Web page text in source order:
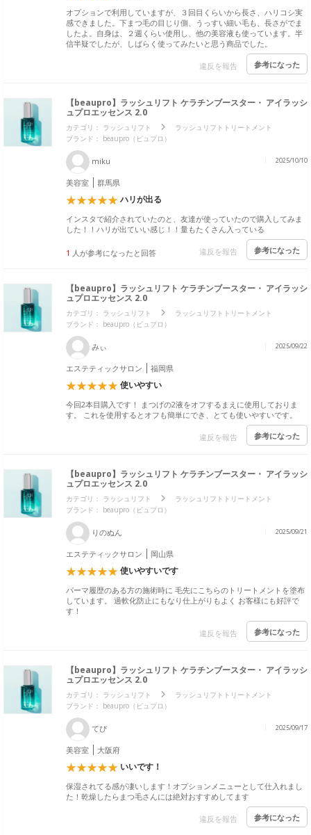
オプションで利用していますが、３回目くらいから長さ、ハリコシ実
感できました。下まつ毛の目じり側、うっすい細い毛も、長さがでま
したよ。自身は、２週くらい使用し、他の美容液も使っています。半
信半疑でしたが、しばらく使ってみたいと思う商品でした。
違反を報告 参考になった
【beaupro】ラッシュリフト ケラチンブースター・ アイラッシ
ュプロエッセンス 2.0
カテゴリ： ラッシュリフト
ラッシュリフトトリートメント
ブランド： beaupro（ビュプロ）
miku 2025/10/10
美容室 群馬県
ハリが出る
インスタで紹介されていたのと、友達が使っていたので購入してみま
した！！ハリが出ていい感じ！！量もたくさん入っている
1 人が参考になったと回答 違反を報告 参考になった
【beaupro】ラッシュリフト ケラチンブースター・ アイラッシ
ュプロエッセンス 2.0
カテゴリ： ラッシュリフト
ラッシュリフトトリートメント
ブランド： beaupro（ビュプロ）
みぃ 2025/09/22
エステティックサロン 福岡県
使いやすい
今回2本目購入です！ まつげの2液をオフするまえに使用しておりま
す。 これを使用するとオフも簡単にでき、とても使いやすいです。
違反を報告 参考になった
【beaupro】ラッシュリフト ケラチンブースター・ アイラッシ
ュプロエッセンス 2.0
カテゴリ： ラッシュリフト
ラッシュリフトトリートメント
ブランド： beaupro（ビュプロ）
りのぬん 2025/09/21
エステティックサロン 岡山県
使いやすいです
パーマ履歴のある方の施術時に 毛先にこちらのトリートメントを塗布
しています。 過軟化防止にもなり仕上がりもよく お客様にも好評で
す！
違反を報告 参考になった
【beaupro】ラッシュリフト ケラチンブースター・ アイラッシ
ュプロエッセンス 2.0
カテゴリ： ラッシュリフト
ラッシュリフトトリートメント
ブランド： beaupro（ビュプロ）
てぴ 2025/09/17
美容室 大阪府
いいです！
保湿されてる感が凄いします！オプションメニューとして仕入れまし
た！乾燥したらまつ毛さんには絶対おすすめしてます
違反を報告 参考になった